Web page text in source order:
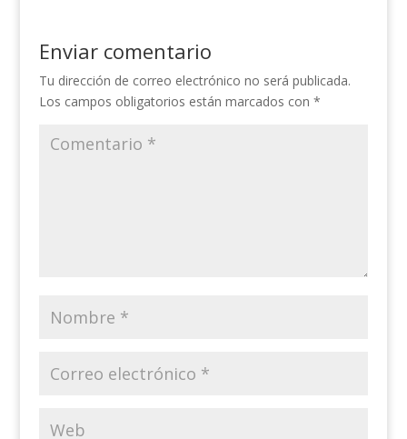
Enviar comentario
Tu dirección de correo electrónico no será publicada.
Los campos obligatorios están marcados con *